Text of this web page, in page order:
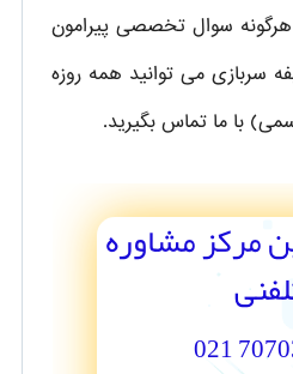
سوال تخصصی پیرامون
سربازی می توانید همه روزه
با ما تماس بگیرید.
مرکز مشاوره